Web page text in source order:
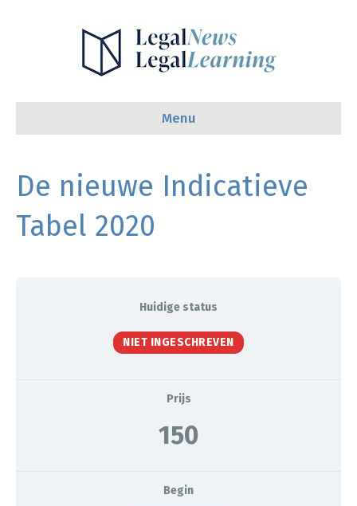
Menu
De nieuwe Indicatieve
Tabel 2020
Huidige status
NIET INGESCHREVEN
Prijs
150
Begin